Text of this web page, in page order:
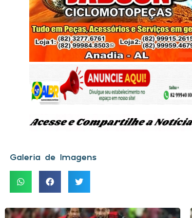
Galeria de Imagens